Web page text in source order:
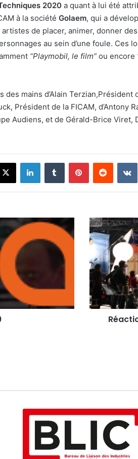
2020 a quant à lui été
à la société Golaem, qui a
artistes de placer, animer, donner
au sein d’une foule. Ces
“Playmobil, le film” ou encore
mains d’Alain Terzian,Président
Président de la FICAM, d’Antony
Audiens, et de Gérald-Brice Viret,
X LinkedinTumblr PinterestReddit
Réaction
de
la
FICAM
au
Plan
Studios
annoncé
par